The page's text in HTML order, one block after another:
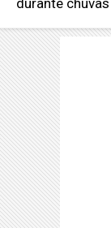
durante chuvas